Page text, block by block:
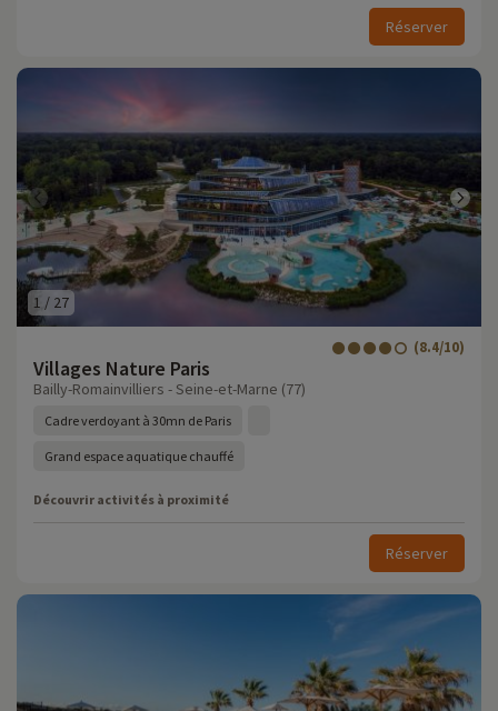
Réserver
1 / 27
Villages Nature Paris
(8.4/10)
Bailly-Romainvilliers - Seine-et-Marne (77)
Cadre verdoyant à 30mn de Paris
Grand espace aquatique chauffé
Découvrir activités à proximité
Réserver